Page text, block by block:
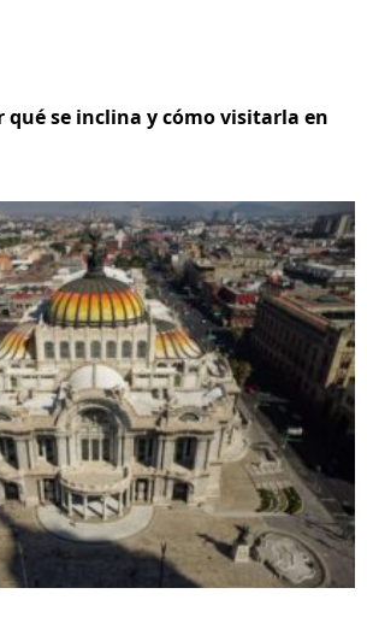
qué se inclina y cómo visitarla en